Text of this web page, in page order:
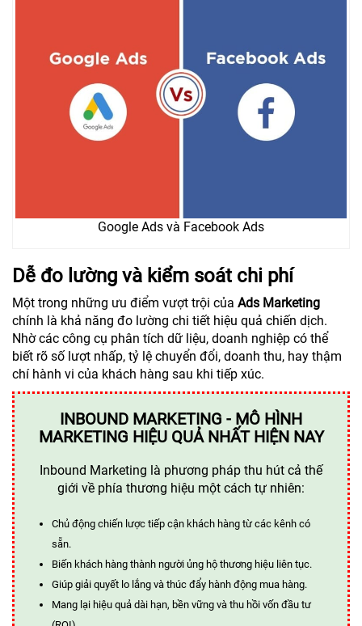
Google Ads và Facebook Ads
Dễ đo lường và kiểm soát chi phí
Một trong những ưu điểm vượt trội của Ads Marketing
chính là khả năng đo lường chi tiết hiệu quả chiến dịch.
Nhờ các công cụ phân tích dữ liệu, doanh nghiệp có thể
biết rõ số lượt nhấp, tỷ lệ chuyển đổi, doanh thu, hay thậm
chí hành vi của khách hàng sau khi tiếp xúc.
INBOUND MARKETING - MÔ HÌNH
MARKETING HIỆU QUẢ NHẤT HIỆN NAY
Inbound Marketing là phương pháp thu hút cả thế
giới về phía thương hiệu một cách tự nhiên:
Chủ động chiến lược tiếp cận khách hàng từ các kênh có
sẵn.
Biến khách hàng thành người ủng hộ thương hiệu liên tục.
Giúp giải quyết lo lắng và thúc đẩy hành động mua hàng.
Mang lại hiệu quả dài hạn, bền vững và thu hồi vốn đầu tư